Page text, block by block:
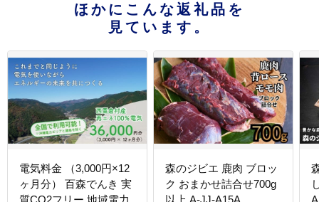
ほかにこんな返礼品を
見ています。
電気料金 （3,000円×12
ヶ月分） 百森でんき 実
森のジビエ 鹿肉 ブロッ
ク おまかせ詰合せ700g